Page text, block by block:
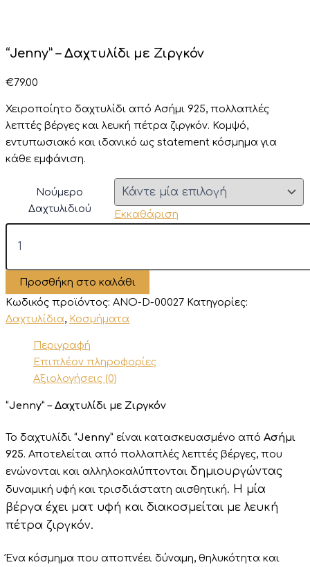
“Jenny” – Δαχτυλίδι με Ζιργκόν
€79.00
Χειροποίητο δαχτυλίδι από Ασήμι 925, πολλαπλές
λεπτές βέργες και λευκή πέτρα ζιργκόν. Κομψό,
εντυπωσιακό και ιδανικό ως statement κόσμημα για
κάθε εμφάνιση.
Νούμερο
Δαχτυλιδιού
Εκκαθάριση
"Jenny"
με
Ζιργκόν
ποσότητα
Προσθήκη στο καλάθι
Κωδικός προϊόντος: ANO-D-00027 Κατηγορίες:
Δαχτυλίδια, Κοσμήματα
Περιγραφή
Επιπλέον πληροφορίες
Αξιολογήσεις (0)
“Jenny” – Δαχτυλίδι με Ζιργκόν
Το δαχτυλίδι “Jenny” είναι κατασκευασμένο από Ασήμι
925. Αποτελείται από πολλαπλές λεπτές βέργες, που
ενώνονται και αλληλοκαλύπτονται δημιουργώντας
δυναμική υφή και τρισδιάστατη αισθητική. Η μία
βέργα έχει ματ υφή και διακοσμείται με λευκή
πέτρα ζιργκόν.
Ένα κόσμημα που αποπνέει δύναμη, θηλυκότητα και